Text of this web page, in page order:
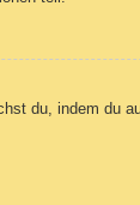
du, indem du